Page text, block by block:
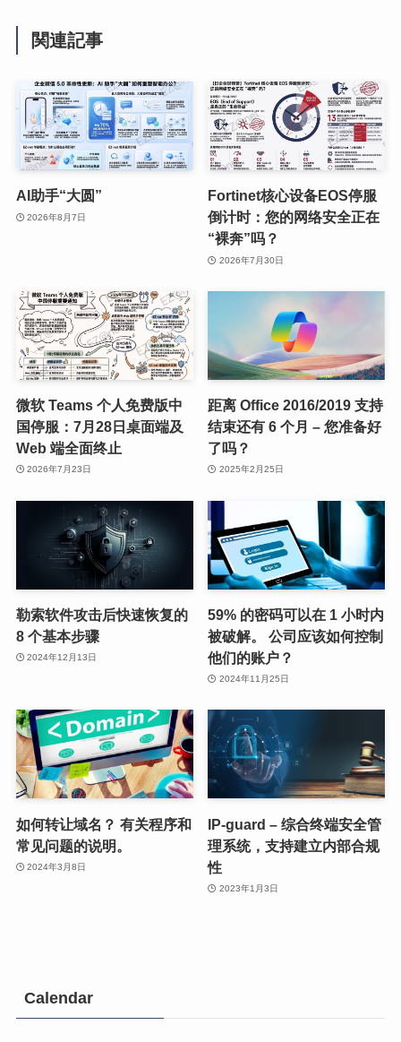
関連記事
AI助手“大圆”
2026年8月7日
Fortinet核心设备EOS停服
倒计时：您的网络安全正在
“裸奔”吗？
2026年7月30日
微软 Teams 个人免费版中
国停服：7月28日桌面端及
Web 端全面终止
2026年7月23日
距离 Office 2016/2019 支持
结束还有 6 个月 – 您准备好
了吗？
2025年2月25日
勒索软件攻击后快速恢复的
8 个基本步骤
2024年12月13日
59% 的密码可以在 1 小时内
被破解。 公司应该如何控制
他们的账户？
2024年11月25日
如何转让域名？ 有关程序和
常见问题的说明。
2024年3月8日
IP-guard – 综合终端安全管
理系统，支持建立内部合规
性
2023年1月3日
Calendar